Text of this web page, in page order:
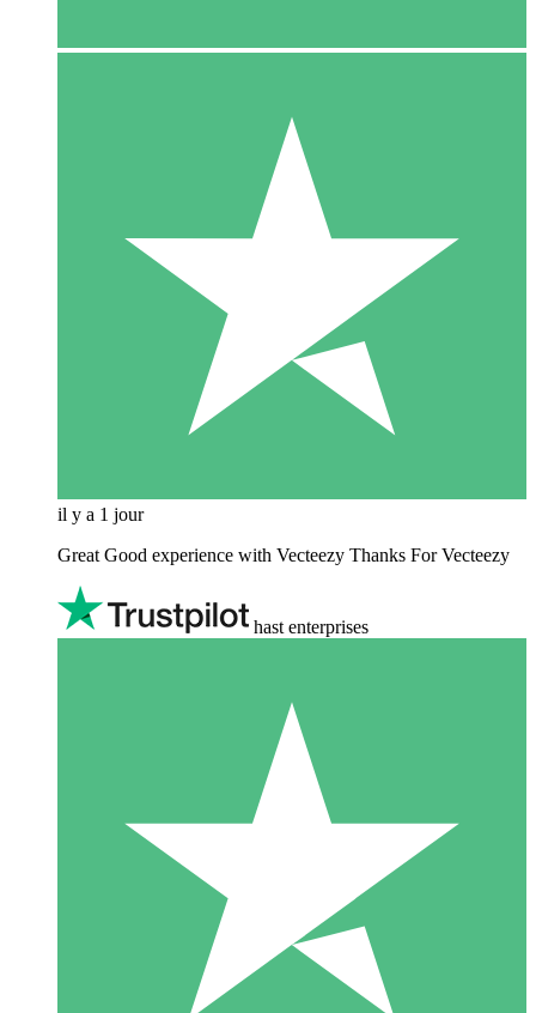
il y a 1 jour
Great Good experience with Vecteezy Thanks For Vecteezy
hast enterprises